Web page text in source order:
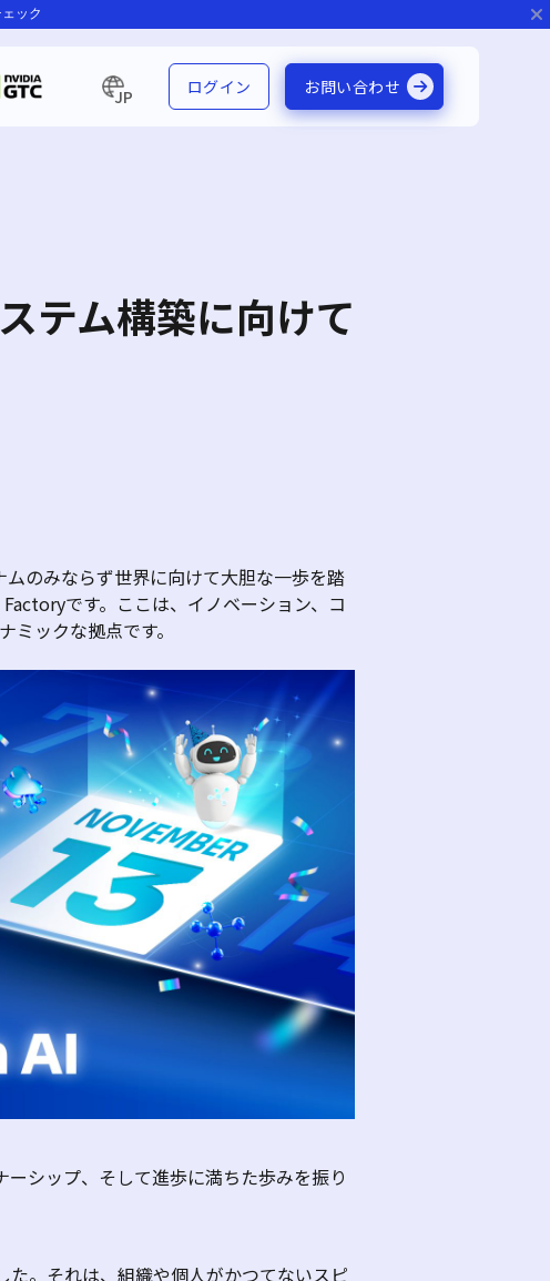
ック
JP ログイン お問い合わせ
テム構築に向けて
のみならず世界に向けて大胆な一歩を踏
Factoryです。ここは、イノベーション、コ
ックな拠点です。
シップ、そして進歩に満ちた歩みを振り
。それは、組織や個人がかつてないスピ